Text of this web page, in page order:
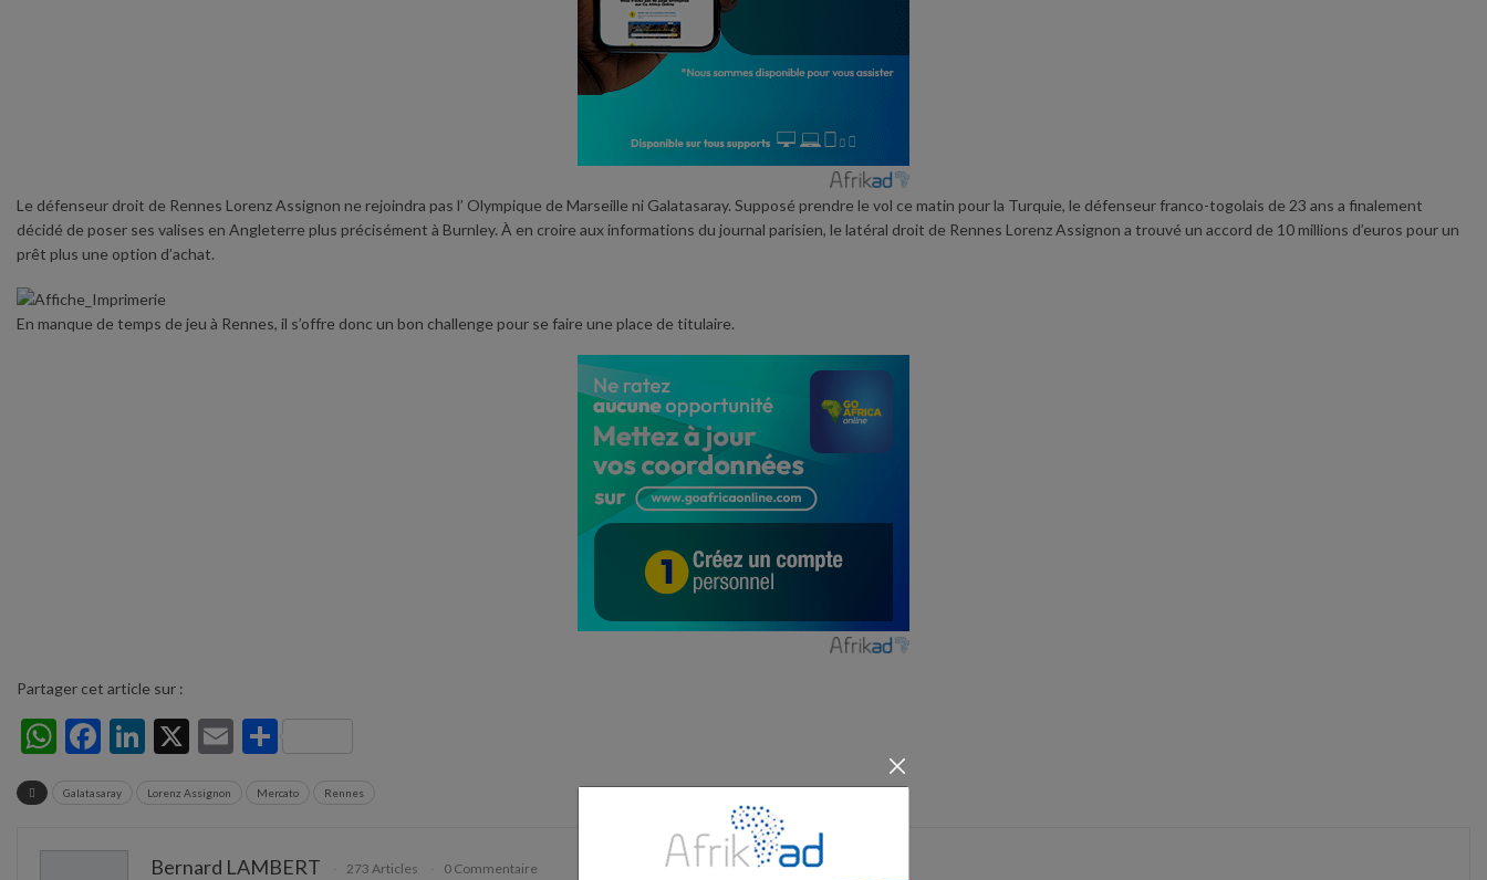
Le défenseur droit de Rennes Lorenz Assignon ne rejoindra pas l’ Olympique de Marseille ni Galatasaray. Supposé prendre le vol ce matin pour la Turquie, le défenseur franco-togolais de 23 ans a finalement
décidé de poser ses valises en Angleterre plus précisément à Burnley. À en croire aux informations du journal parisien, le latéral droit de Rennes Lorenz Assignon a trouvé un accord de 10 millions d’euros pour un
prêt plus une option d’achat.
En manque de temps de jeu à Rennes, il s’offre donc un bon challenge pour se faire une place de titulaire.
Partager cet article sur :
WhatsApp
Facebook
LinkedIn
X EmailPartager
Galatasaray Lorenz Assignon Mercato Rennes
Bernard LAMBERT 273 Articles 0 Commentaire